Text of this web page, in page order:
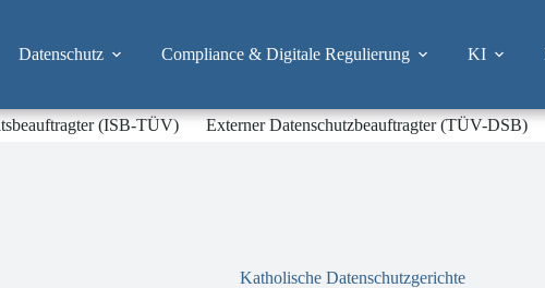
Datenschutz Compliance & Digitale Regulierung KI
(ISB-TÜV) Externer Datenschutzbeauftragter (TÜV-DSB)
Katholische Datenschutzgerichte